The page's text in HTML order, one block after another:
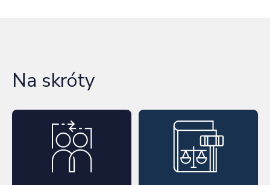
Na skróty